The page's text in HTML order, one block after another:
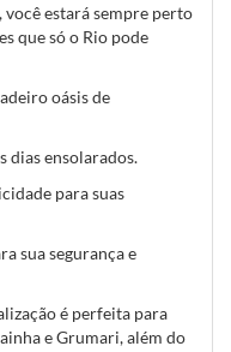
você estará sempre perto
que só o Rio pode
oásis de
dias ensolarados.
para suas
sua segurança e
é perfeita para
e Grumari, além do